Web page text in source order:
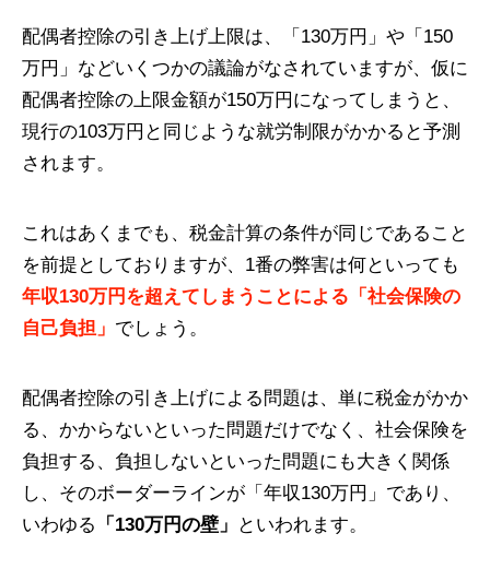
配偶者控除の引き上げ上限は、「130万円」や「150
万円」などいくつかの議論がなされていますが、仮に
配偶者控除の上限金額が150万円になってしまうと、
現行の103万円と同じような就労制限がかかると予測
されます。
これはあくまでも、税金計算の条件が同じであること
を前提としておりますが、1番の弊害は何といっても
年収130万円を超えてしまうことによる「社会保険の
自己負担」 でしょう。
配偶者控除の引き上げによる問題は、単に税金がかか
る、かからないといった問題だけでなく、社会保険を
負担する、負担しないといった問題にも大きく関係
し、そのボーダーラインが「年収130万円」であり、
いわゆる
「130万円の壁」 といわれます。